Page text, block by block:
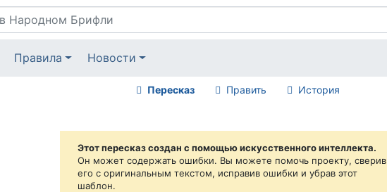
Правила Новости
Пересказ Править История
Этот пересказ создан с помощью искусственного интеллекта.
Он может содержать ошибки. Вы можете помочь проекту, сверив
его с оригинальным текстом, исправив ошибки и убрав этот
шаблон.